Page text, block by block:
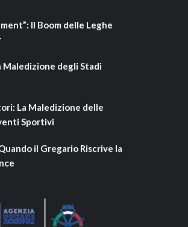
Il Boom delle Leghe
Maledizione degli Stadi
La Maledizione delle
Sportivi
il Gregario Riscrive la